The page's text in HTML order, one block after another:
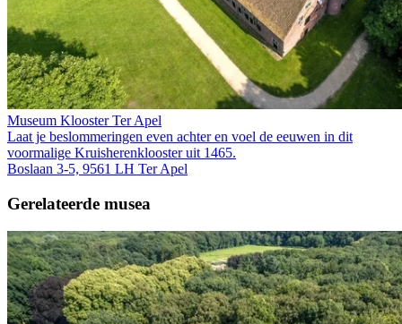
Museum Klooster Ter Apel
Laat je beslommeringen even achter en voel de eeuwen in dit
voormalige Kruis­heren­klooster uit 1465.
Boslaan 3-5, 9561 LH Ter Apel
Gerelateerde musea